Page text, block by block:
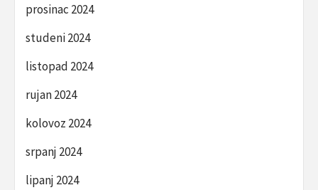
prosinac 2024
studeni 2024
listopad 2024
rujan 2024
kolovoz 2024
srpanj 2024
lipanj 2024